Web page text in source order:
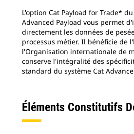
L'option Cat Payload for Trade*
Advanced Payload vous permet
directement les données de
processus métier. Il bénéficie de
l'Organisation internationale de
conserve l'intégralité des
standard du système Cat
Éléments Constitutifs